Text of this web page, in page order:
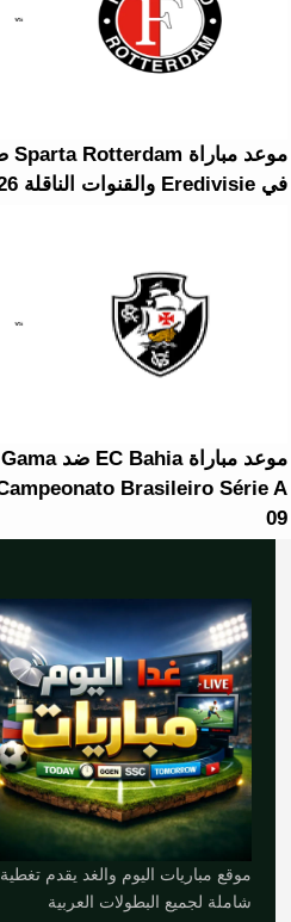
في Eredivisie والقنوات الناقلة 2026-08-09
09
موقع مباريات اليوم والغد يقدم تغطية
شاملة لجميع البطولات العربية